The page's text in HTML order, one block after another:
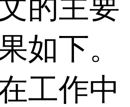
的主要
如下。
工作中